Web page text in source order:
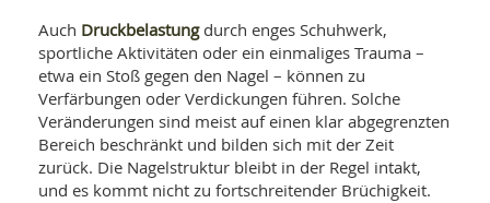
Auch Druckbelastungdurch enges Schuhwerk,
sportliche Aktivitäten oder ein einmaliges Trauma –
etwa ein Stoß gegen den Nagel – können zu
Verfärbungen oder Verdickungen führen. Solche
Veränderungen sind meist auf einen klar abgegrenzten
Bereich beschränkt und bilden sich mit der Zeit
zurück. Die Nagelstruktur bleibt in der Regel intakt,
und es kommt nicht zu fortschreitender Brüchigkeit.